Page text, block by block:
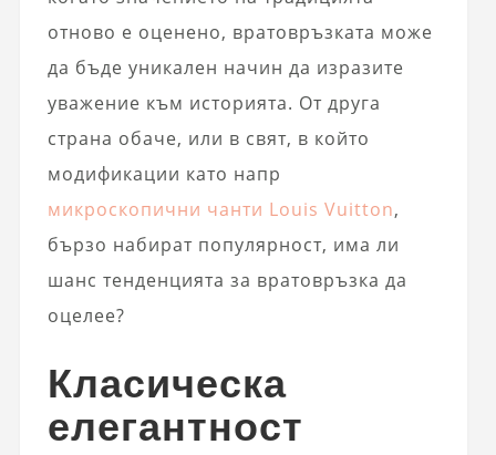
отново е оценено, вратовръзката може
да бъде уникален начин да изразите
уважение към историята. От друга
страна обаче, или в свят, в който
модификации като напр
микроскопични чанти Louis Vuitton,
бързо набират популярност, има ли
шанс тенденцията за вратовръзка да
оцелее?
Класическа
елегантност